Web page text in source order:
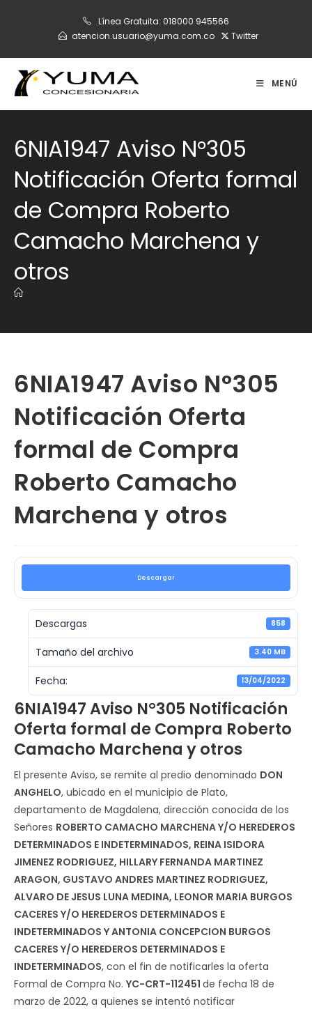
Línea Gratuita: 018000 945566
atencion.usuario@yuma.com.co
Twitter
MENÚ
6NIA1947 Aviso N°305
Notificación Oferta formal
de Compra Roberto
Camacho Marchena y
otros
6NIA1947 Aviso N°305
Notificación Oferta
formal de Compra
Roberto Camacho
Marchena y otros
Descargar
Descargas 858
Tamaño del archivo 3.40 MB
Fecha: 13/04/2022
6NIA1947 Aviso N°305 Notificación
Oferta formal de Compra Roberto
Camacho Marchena y otros
El presente Aviso, se remite al predio denominado DON
ANGHELO, ubicado en el municipio de Plato,
departamento de Magdalena, dirección conocida de los
Señores ROBERTO CAMACHO MARCHENA Y/O HEREDEROS
DETERMINADOS E INDETERMINADOS, REINA ISIDORA
JIMENEZ RODRIGUEZ, HILLARY FERNANDA MARTINEZ
ARAGON, GUSTAVO ANDRES MARTINEZ RODRIGUEZ,
ALVARO DE JESUS LUNA MEDINA, LEONOR MARIA BURGOS
CACERES Y/O HEREDEROS DETERMINADOS E
INDETERMINADOS Y ANTONIA CONCEPCION BURGOS
CACERES Y/O HEREDEROS DETERMINADOS E
INDETERMINADOS, con el fin de notificarles la oferta
Formal de Compra No. YC-CRT-112451 de fecha 18 de
marzo de 2022, a quienes se intentó notificar